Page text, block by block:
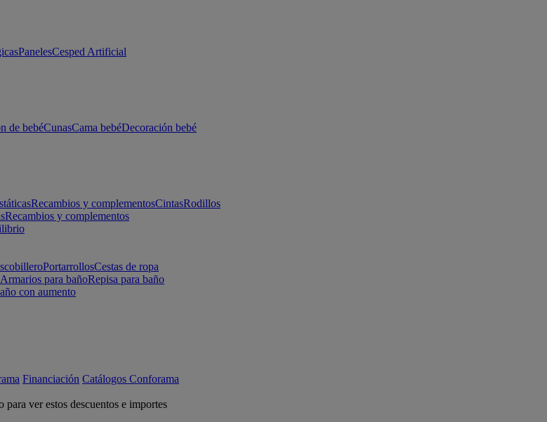
PanelesCesped Artificial
de bebéCunasCama bebéDecoración bebé
Recambios y complementosCintasRodillos
Recambios y complementos
PortarrollosCestas de ropa
Armarios para bañoRepisa para baño
con aumento
Financiación Catálogos Conforama
ver estos descuentos e importes